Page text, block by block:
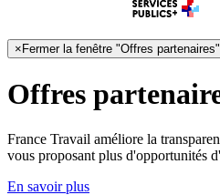
× Fermer la fenêtre "Offres partenaires"
Offres
France Travail améliore la
vous proposant plus d'opportunités
En savoir plus